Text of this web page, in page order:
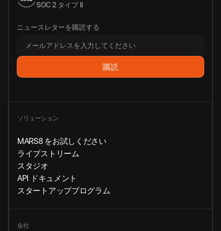
SOC 2 タイプ II
ニュースレターを購読する
ソリューション
MARS8 をお試しください
ライブストリーム
スタジオ
API ドキュメント
スタートアッププログラム
会社